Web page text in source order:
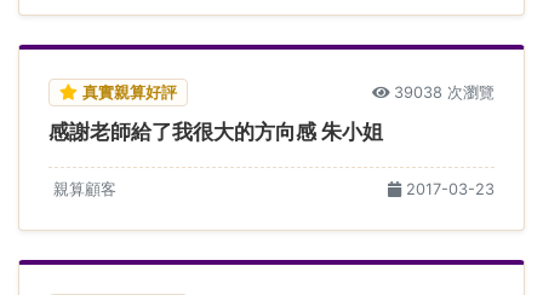
真實親算好評 39038 次瀏覽
感謝老師給了我很大的方向感 朱小姐
親算顧客 2017-03-23